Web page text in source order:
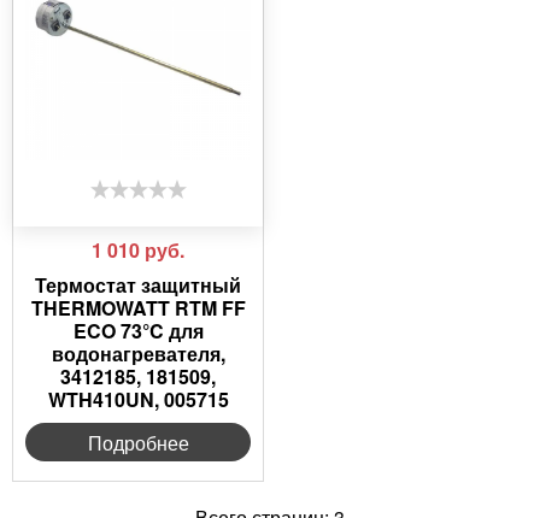
1 010 руб.
Термостат защитный
THERMOWATT RTM FF
ECO 73°C для
водонагревателя,
3412185, 181509,
WTH410UN, 005715
Подробнее